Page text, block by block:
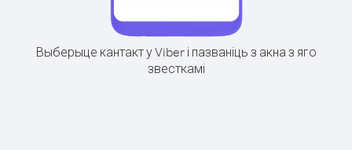
Выберыце кантакт у Viber і пазваніць з акна з яго
звесткамі